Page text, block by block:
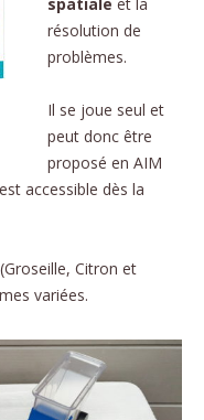
résolution de
problèmes.
Il se joue seul et
peut donc être
proposé en AIM
accessible dès la
Citron et
variées.